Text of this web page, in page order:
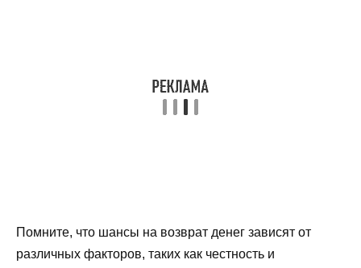
Помните, что шансы на возврат денег зависят от
различных факторов, таких как честность и